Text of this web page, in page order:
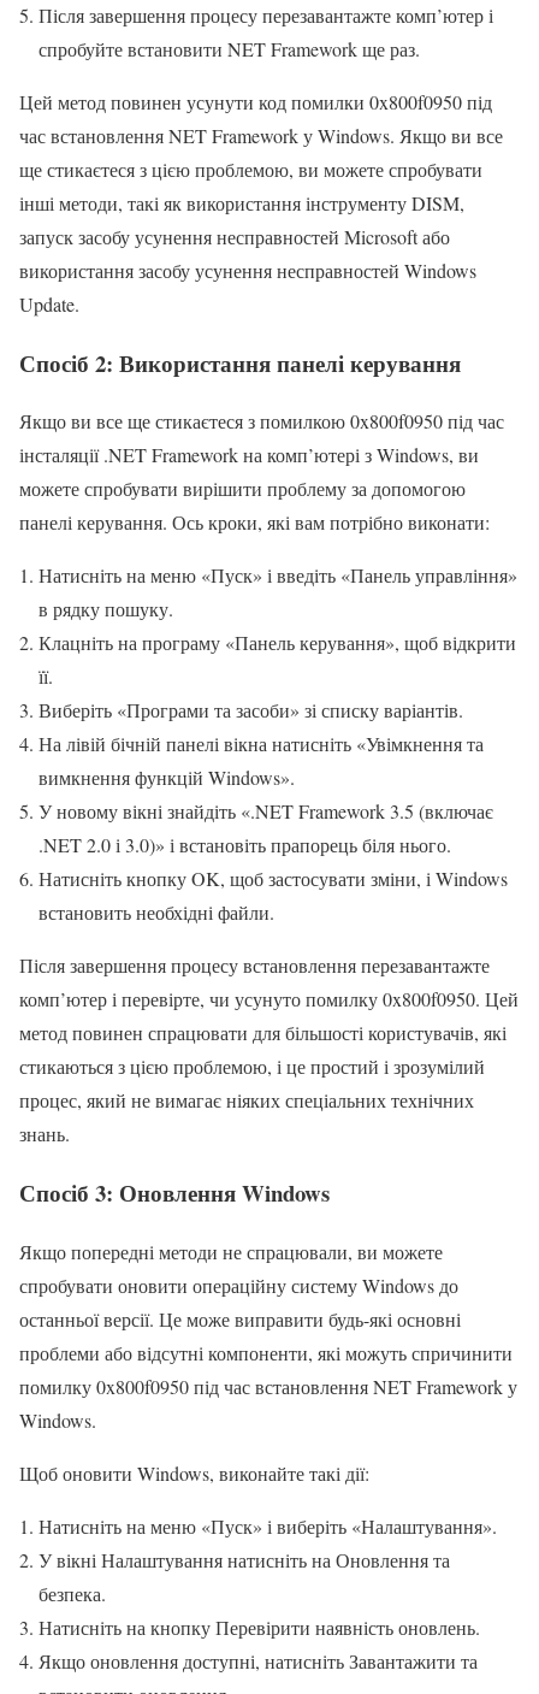
Після завершення процесу перезавантажте комп’ютер і
спробуйте встановити NET Framework ще раз.
Цей метод повинен усунути код помилки 0x800f0950 під
час встановлення NET Framework у Windows. Якщо ви все
ще стикаєтеся з цією проблемою, ви можете спробувати
інші методи, такі як використання інструменту DISM,
запуск засобу усунення несправностей Microsoft або
використання засобу усунення несправностей Windows
Update.
Спосіб 2: Використання панелі керування
Якщо ви все ще стикаєтеся з помилкою 0x800f0950 під час
інсталяції .NET Framework на комп’ютері з Windows, ви
можете спробувати вирішити проблему за допомогою
панелі керування. Ось кроки, які вам потрібно виконати:
Натисніть на меню «Пуск» і введіть «Панель управління»
в рядку пошуку.
Клацніть на програму «Панель керування», щоб відкрити
її.
Виберіть «Програми та засоби» зі списку варіантів.
На лівій бічній панелі вікна натисніть «Увімкнення та
вимкнення функцій Windows».
У новому вікні знайдіть «.NET Framework 3.5 (включає
.NET 2.0 і 3.0)» і встановіть прапорець біля нього.
Натисніть кнопку OK, щоб застосувати зміни, і Windows
встановить необхідні файли.
Після завершення процесу встановлення перезавантажте
комп’ютер і перевірте, чи усунуто помилку 0x800f0950. Цей
метод повинен спрацювати для більшості користувачів, які
стикаються з цією проблемою, і це простий і зрозумілий
процес, який не вимагає ніяких спеціальних технічних
знань.
Спосіб 3: Оновлення Windows
Якщо попередні методи не спрацювали, ви можете
спробувати оновити операційну систему Windows до
останньої версії. Це може виправити будь-які основні
проблеми або відсутні компоненти, які можуть спричинити
помилку 0x800f0950 під час встановлення NET Framework у
Windows.
Щоб оновити Windows, виконайте такі дії:
Натисніть на меню «Пуск» і виберіть «Налаштування».
У вікні Налаштування натисніть на Оновлення та
безпека.
Натисніть на кнопку Перевірити наявність оновлень.
Якщо оновлення доступні, натисніть Завантажити та